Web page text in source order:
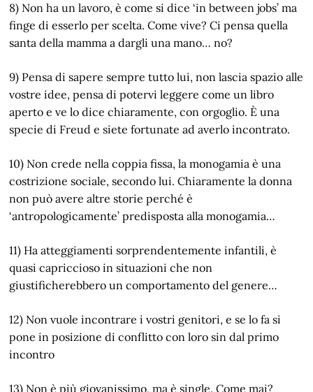
8) Non ha un lavoro, è come si dice ‘in between jobs’ ma
finge di esserlo per scelta. Come vive? Ci pensa quella
santa della mamma a dargli una mano… no?
9) Pensa di sapere sempre tutto lui, non lascia spazio alle
vostre idee, pensa di potervi leggere come un libro
aperto e ve lo dice chiaramente, con orgoglio. È una
specie di Freud e siete fortunate ad averlo incontrato.
10) Non crede nella coppia fissa, la monogamia è una
costrizione sociale, secondo lui. Chiaramente la donna
non può avere altre storie perché è
‘antropologicamente’ predisposta alla monogamia…
11) Ha atteggiamenti sorprendentemente infantili, è
quasi capriccioso in situazioni che non
giustificherebbero un comportamento del genere…
12) Non vuole incontrare i vostri genitori, e se lo fa si
pone in posizione di conflitto con loro sin dal primo
incontro
13) Non è più giovanissimo, ma è single. Come mai?